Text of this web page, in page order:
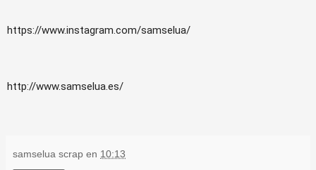
https://www.instagram.com/samselua/
http://www.samselua.es/
samselua scrap en 10:13